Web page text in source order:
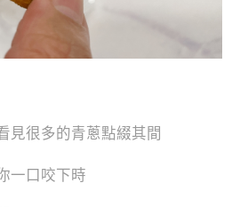
見很多的青蔥點綴其間
一口咬下時